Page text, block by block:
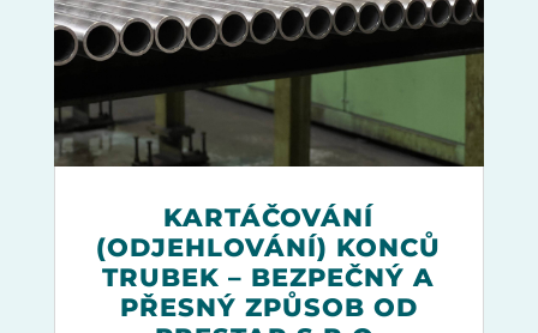
KARTÁČOVÁNÍ
(ODJEHLOVÁNÍ) KONCŮ
TRUBEK – BEZPEČNÝ A
PŘESNÝ ZPŮSOB OD